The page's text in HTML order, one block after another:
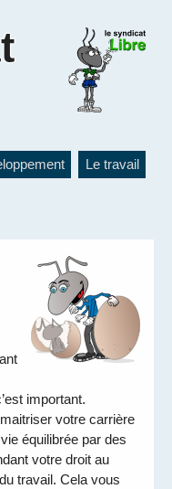
Le travail
important.
votre carrière
équilibrée par des
votre droit au
travail. Cela vous